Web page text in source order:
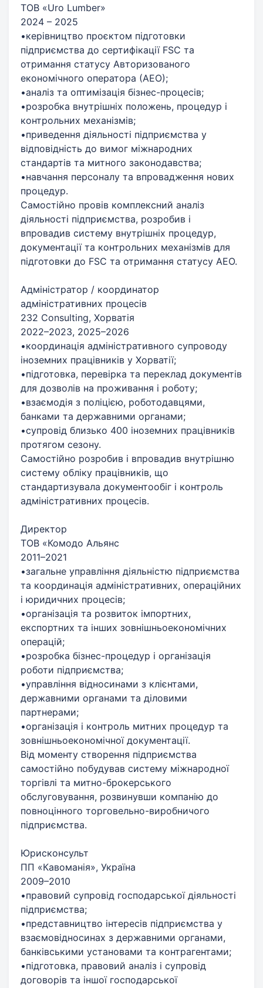
ТОВ «Uro Lumber»
2024 – 2025
•керівництво проєктом підготовки
підприємства до сертифікації FSC та
отримання статусу Авторизованого
економічного оператора (АЕО);
•аналіз та оптимізація бізнес-процесів;
•розробка внутрішніх положень, процедур і
контрольних механізмів;
•приведення діяльності підприємства у
відповідність до вимог міжнародних
стандартів та митного законодавства;
•навчання персоналу та впровадження нових
процедур.
Самостійно провів комплексний аналіз
діяльності підприємства, розробив і
впровадив систему внутрішніх процедур,
документації та контрольних механізмів для
підготовки до FSC та отримання статусу АЕО.
Адміністратор / координатор
адміністративних процесів
232 Consulting, Хорватія
2022–2023, 2025–2026
•координація адміністративного супроводу
іноземних працівників у Хорватії;
•підготовка, перевірка та переклад документів
для дозволів на проживання і роботу;
•взаємодія з поліцією, роботодавцями,
банками та державними органами;
•супровід близько 400 іноземних працівників
протягом сезону.
Самостійно розробив і впровадив внутрішню
систему обліку працівників, що
стандартизувала документообіг і контроль
адміністративних процесів.
Директор
ТОВ «Комодо Альянс
2011–2021
•загальне управління діяльністю підприємства
та координація адміністративних, операційних
і юридичних процесів;
•організація та розвиток імпортних,
експортних та інших зовнішньоекономічних
операцій;
•розробка бізнес-процедур і організація
роботи підприємства;
•управління відносинами з клієнтами,
державними органами та діловими
партнерами;
•організація і контроль митних процедур та
зовнішньоекономічної документації.
Від моменту створення підприємства
самостійно побудував систему міжнародної
торгівлі та митно-брокерського
обслуговування, розвинувши компанію до
повноцінного торговельно-виробничого
підприємства.
Юрисконсульт
ПП «Кавоманія», Україна
2009–2010
•правовий супровід господарської діяльності
підприємства;
•представництво інтересів підприємства у
взаємовідносинах з державними органами,
банківськими установами та контрагентами;
•підготовка, правовий аналіз і супровід
договорів та іншої господарської